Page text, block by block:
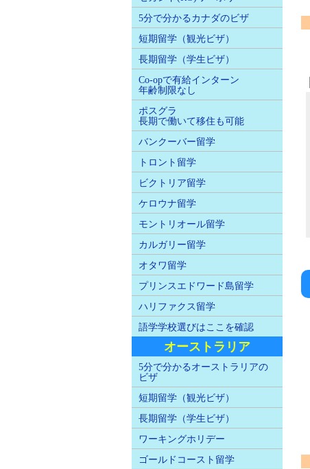
5分で分かるカナダのビザ
短期留学（観光ビザ）
長期留学（学生ビザ）
Co-opで有給インターン
年齢制限なし
ポスグラ
長期で働いて移住も可能
バンクーバー留学
トロント留学
ビクトリア留学
ケロウナ留学
モントリオール留学
カルガリー留学
オタワ留学
プリンスエドワード島留学
ハリファクス留学
語学学校選びはここを確認
オーストラリア
5分で分かるオーストラリアの
ビザ
短期留学（観光ビザ）
長期留学（学生ビザ）
ワーキングホリデー
ゴールドコースト留学